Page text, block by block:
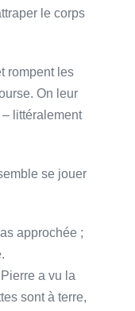
le corps
rompent les
On leur
littéralement
se jouer
approchée ;
a vu la
sont à terre,